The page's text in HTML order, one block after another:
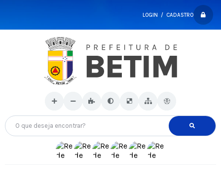
LOGIN / CADASTRO
O que deseja encontrar?